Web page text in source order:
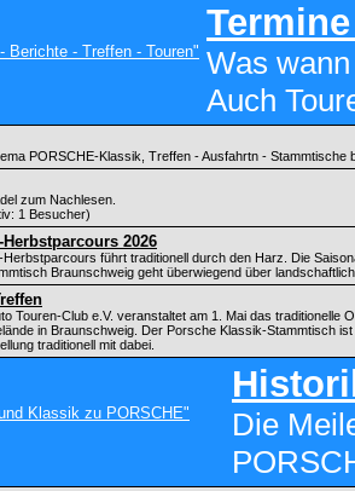
Was
Auch
PORSCHE-Klassik, Treffen - Ausfahrtn - Stammtische
zum Nachlesen.
1 Besucher)
2026
führt traditionell durch den Harz. Die
Braunschweig geht überwiegend über
Touren-Club e.V. veranstaltet am 1. Mai das traditionelle
in Braunschweig. Der Porsche Klassik-Stammtisch ist
traditionell mit dabei.
Die